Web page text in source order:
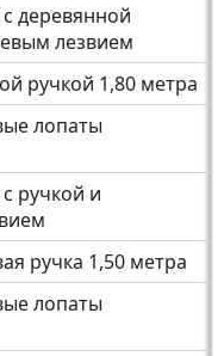
деревянной
лезвием
ручкой 1,80 метра
лопаты
ручкой и
ручка 1,50 метра
лопаты